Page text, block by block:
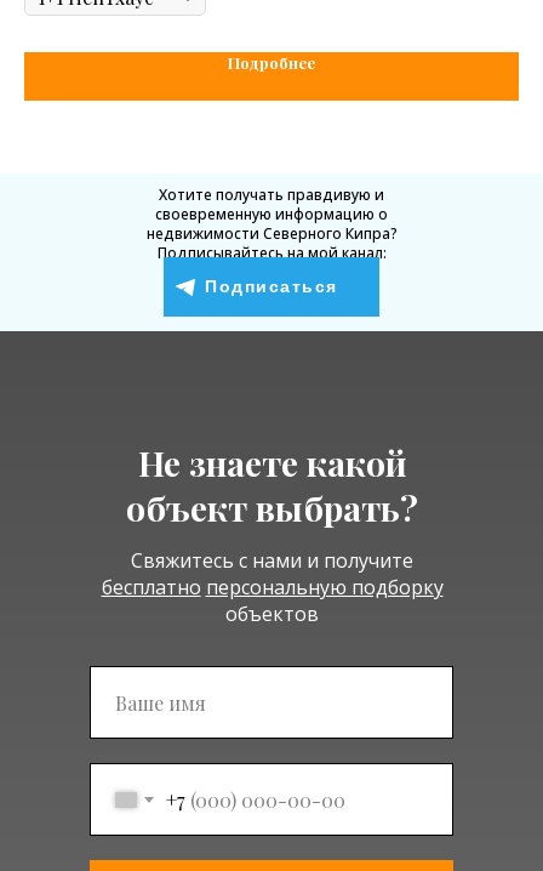
Подробнее
Хотите получать правдивую и
своевременную информацию о
недвижимости Северного Кипра?
Подписывайтесь на мой канал:
Подписаться
Не знаете какой
объект выбрать?
Свяжитесь с нами и получите
бесплатно персональную подборку
объектов
+7